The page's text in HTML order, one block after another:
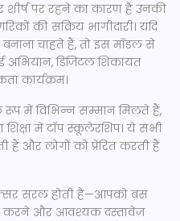
शीर्ष पर रहने का कारण है उनकी
की सक्रिय भागीदारी। यदि
चाहते हैं, तो इस मॉडल से
डिजिटल शिकायत
कार्यक्रम।
रूप में विभिन्न सम्मान मिलते हैं,
में टॉप स्कूलेरशिप। ये सभी
हैं और लोगों को प्रेरित करती हैं
सरल होती है—आपको बस
करने और आवश्यक दस्तावेज़